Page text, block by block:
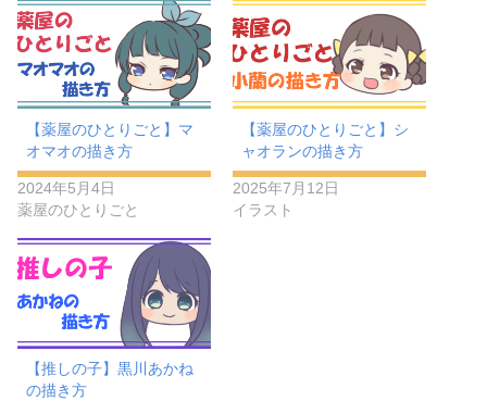
【薬屋のひとりごと】マ
オマオの描き方
2024年5月4日
薬屋のひとりごと
【薬屋のひとりごと】シ
ャオランの描き方
2025年7月12日
イラスト
【推しの子】黒川あかね
の描き方